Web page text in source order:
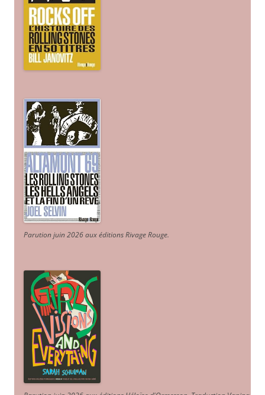
Parution juin 2026 aux éditions Rivage Rouge.